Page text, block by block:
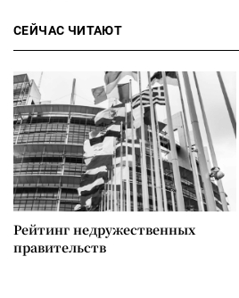
СЕЙЧАС ЧИТАЮТ
Рейтинг недружественных
правительств